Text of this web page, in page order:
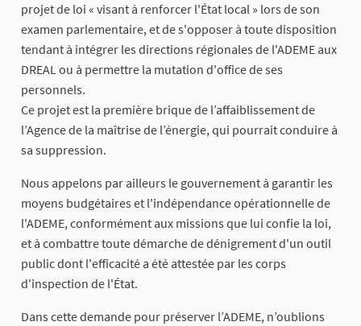
projet de loi « visant à renforcer l'État local » lors de son
examen parlementaire, et de s'opposer à toute disposition
tendant à intégrer les directions régionales de l'ADEME aux
DREAL ou à permettre la mutation d'office de ses
personnels.
Ce projet est la première brique de l’affaiblissement de
l’Agence de la maîtrise de l’énergie, qui pourrait conduire à
sa suppression.
Nous appelons par ailleurs le gouvernement à garantir les
moyens budgétaires et l'indépendance opérationnelle de
l'ADEME, conformément aux missions que lui confie la loi,
et à combattre toute démarche de dénigrement d'un outil
public dont l'efficacité a été attestée par les corps
d'inspection de l'État.
Dans cette demande pour préserver l’ADEME, n’oublions